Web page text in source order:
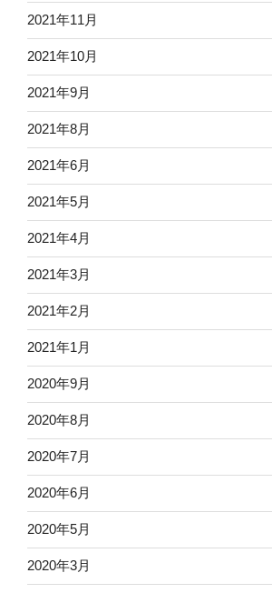
2021年11月
2021年10月
2021年9月
2021年8月
2021年6月
2021年5月
2021年4月
2021年3月
2021年2月
2021年1月
2020年9月
2020年8月
2020年7月
2020年6月
2020年5月
2020年3月